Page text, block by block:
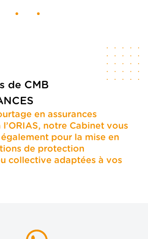
de CMB
en assurances
notre Cabinet vous
pour la mise en
de protection
collective adaptées à vos